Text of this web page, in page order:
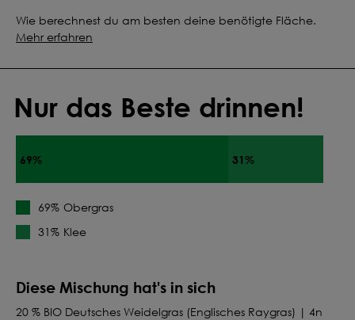
Wie berechnest du am besten deine benötigte Fläche.
Mehr erfahren
Nur das Beste drinnen!
69% 31%
69% Obergras
31% Klee
Diese Mischung hat's in sich
20 % BIO Deutsches Weidelgras (Englisches Raygras) | 4n